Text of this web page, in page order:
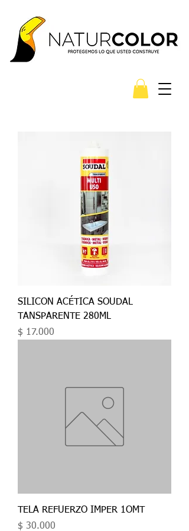
SILICON ACÉTICA SOUDAL
TANSPARENTE 280ML
Precio
$ 17.000
TELA REFUERZO IMPER 1OMT
Precio
$ 30.000